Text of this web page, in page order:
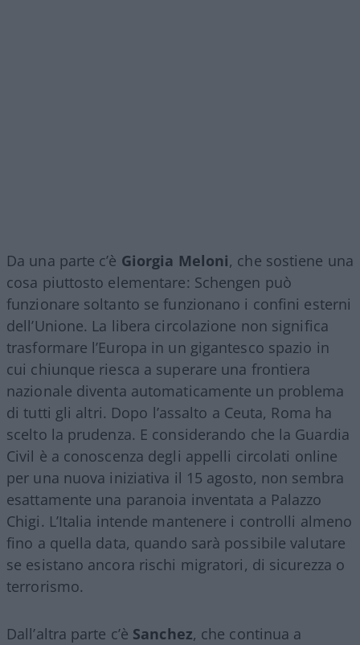
Da una parte c’è Giorgia Meloni, che sostiene una
cosa piuttosto elementare: Schengen può
funzionare soltanto se funzionano i confini esterni
dell’Unione. La libera circolazione non significa
trasformare l’Europa in un gigantesco spazio in
cui chiunque riesca a superare una frontiera
nazionale diventa automaticamente un problema
di tutti gli altri. Dopo l’assalto a Ceuta, Roma ha
scelto la prudenza. E considerando che la Guardia
Civil è a conoscenza degli appelli circolati online
per una nuova iniziativa il 15 agosto, non sembra
esattamente una paranoia inventata a Palazzo
Chigi. L’Italia intende mantenere i controlli almeno
fino a quella data, quando sarà possibile valutare
se esistano ancora rischi migratori, di sicurezza o
terrorismo.
Dall’altra parte c’è Sanchez, che continua a